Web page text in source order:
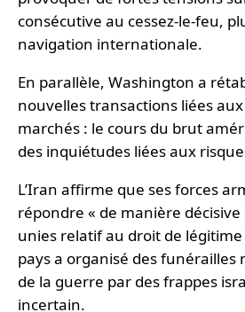
consécutive au cessez-le-feu,
navigation internationale.
En parallèle, Washington a
nouvelles transactions liées
marchés : le cours du brut
des inquiétudes liées aux
L’Iran affirme que ses forces
répondre « de manière
unies relatif au droit de
pays a organisé des
de la guerre par des frappes
incertain.